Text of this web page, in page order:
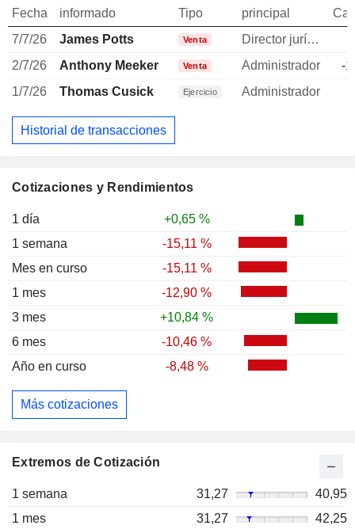
Cotizaciones y Rendimientos
1 día
+0,65 %
1 semana
-15,11 %
Mes en curso
-15,11 %
1 mes
-12,90 %
3 mes
+10,84 %
6 mes
-10,46 %
Año en curso
-8,48 %
Más cotizaciones
Extremos de Cotización
1 semana 31,27
40,95
1 mes
31,27
42,25
Fecha
informado
Tipo
principal
7/7/26
James Potts Venta Director jurídico
2/7/26
Anthony Meeker Venta Administrador
-
1/7/26
Thomas Cusick Ejercicio Administrador
Historial de transacciones